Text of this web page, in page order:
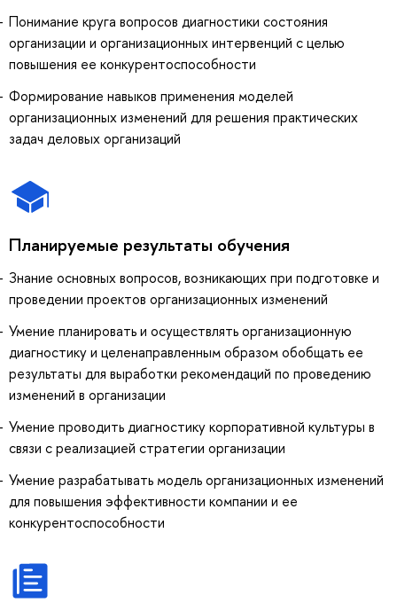
Понимание круга вопросов диагностики состояния
организации и организационных интервенций с целью
повышения ее конкурентоспособности
Формирование навыков применения моделей
организационных изменений для решения практических
задач деловых организаций
Планируемые результаты обучения
Знание основных вопросов, возникающих при подготовке и
проведении проектов организационных изменений
Умение планировать и осуществлять организационную
диагностику и целенаправленным образом обобщать ее
результаты для выработки рекомендаций по проведению
изменений в организации
Умение проводить диагностику корпоративной культуры в
связи с реализацией стратегии организации
Умение разрабатывать модель организационных изменений
для повышения эффективности компании и ее
конкурентоспособности